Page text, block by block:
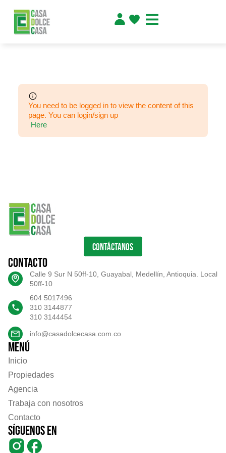
You need to be logged in to view the content of this
page. You can login/sign up
Here
CONTÁCTANOS
Contacto
Calle 9 Sur N 50ff-10, Guayabal, Medellín, Antioquia. Local
50ff-10
604 5017496
310 3144877
310 3144454
info@casadolcecasa.com.co
Menú
Inicio
Propiedades
Agencia
Trabaja con nosotros
Contacto
Síguenos en